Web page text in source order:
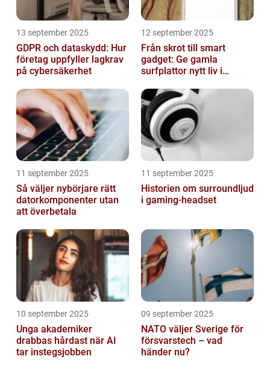
13 september 2025
GDPR och dataskydd: Hur
företag uppfyller lagkrav
på cybersäkerhet
12 september 2025
Från skrot till smart
gadget: Ge gamla
surfplattor nytt liv i
11 september 2025
Så väljer nybörjare rätt
datorkomponenter utan
att överbetala
11 september 2025
Historien om surroundljud
i gaming-headset
10 september 2025
Unga akademiker
drabbas hårdast när AI
tar instegsjobben
09 september 2025
NATO väljer Sverige för
försvarstech – vad
händer nu?